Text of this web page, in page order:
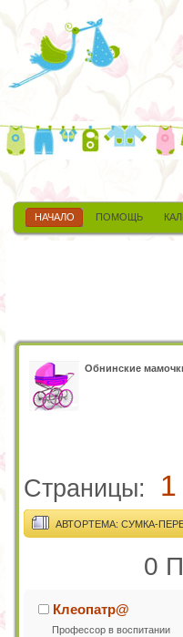
НАЧАЛО ПОМОЩЬ
Обнинские
Страницы: 1
АВТОРТЕМА: СУМКА-
0
Клеопатр@
Профессор в воспитании